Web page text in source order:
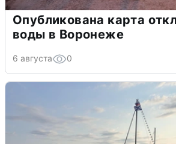
Опубликована карта
воды в Воронеже
6 августа 0